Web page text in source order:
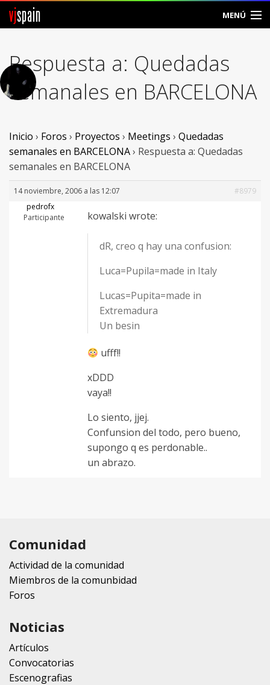
vjspain MENÚ
Foros
Noticias
Vjspain
Ayuda
Contacto
Entrar
Respuesta a: Quedadas
semanales en BARCELONA
Inicio › Foros › Proyectos › Meetings › Quedadas
semanales en BARCELONA› Respuesta a: Quedadas
semanales en BARCELONA
14 noviembre, 2006 a las 12:07
#8979
pedrofx
Participante
kowalski wrote:
dR, creo q hay una confusion:
Luca=Pupila=made in Italy
Lucas=Pupita=made in
Extremadura
Un besin
ufff!!
xDDD
vaya!!
Lo siento, jjej.
Confunsion del todo, pero bueno,
supongo q es perdonable..
un abrazo.
Comunidad
Actividad de la comunidad
Miembros de la comunbidad
Foros
Noticias
Artículos
Convocatorias
Escenografias